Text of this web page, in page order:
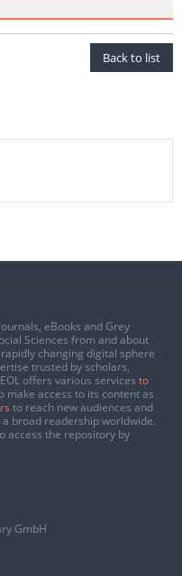
Back to list
eBooks and Grey
Sciences from and about
changing digital sphere
trusted by scholars,
offers various services to
make access to its content as
to reach new audiences and
broad readership worldwide.
access the repository by
GmbH